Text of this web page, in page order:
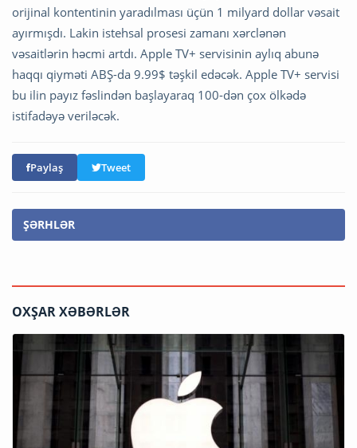
orijinal kontentinin yaradılması üçün 1 milyard dollar vəsait
ayırmışdı. Lakin istehsal prosesi zamanı xərclənən
vəsaitlərin həcmi artdı. Apple TV+ servisinin aylıq abunə
haqqı qiyməti ABŞ-da 9.99$ təşkil edəcək. Apple TV+ servisi
bu ilin payız fəslindən başlayaraq 100-dən çox ölkədə
istifadəyə veriləcək.
Paylaş Tweet
ŞƏRHLƏR
OXŞAR XƏBƏRLƏR